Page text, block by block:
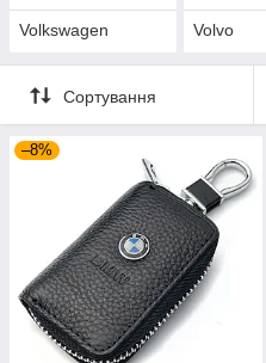
Volkswagen Volvo
Сортування
–8%